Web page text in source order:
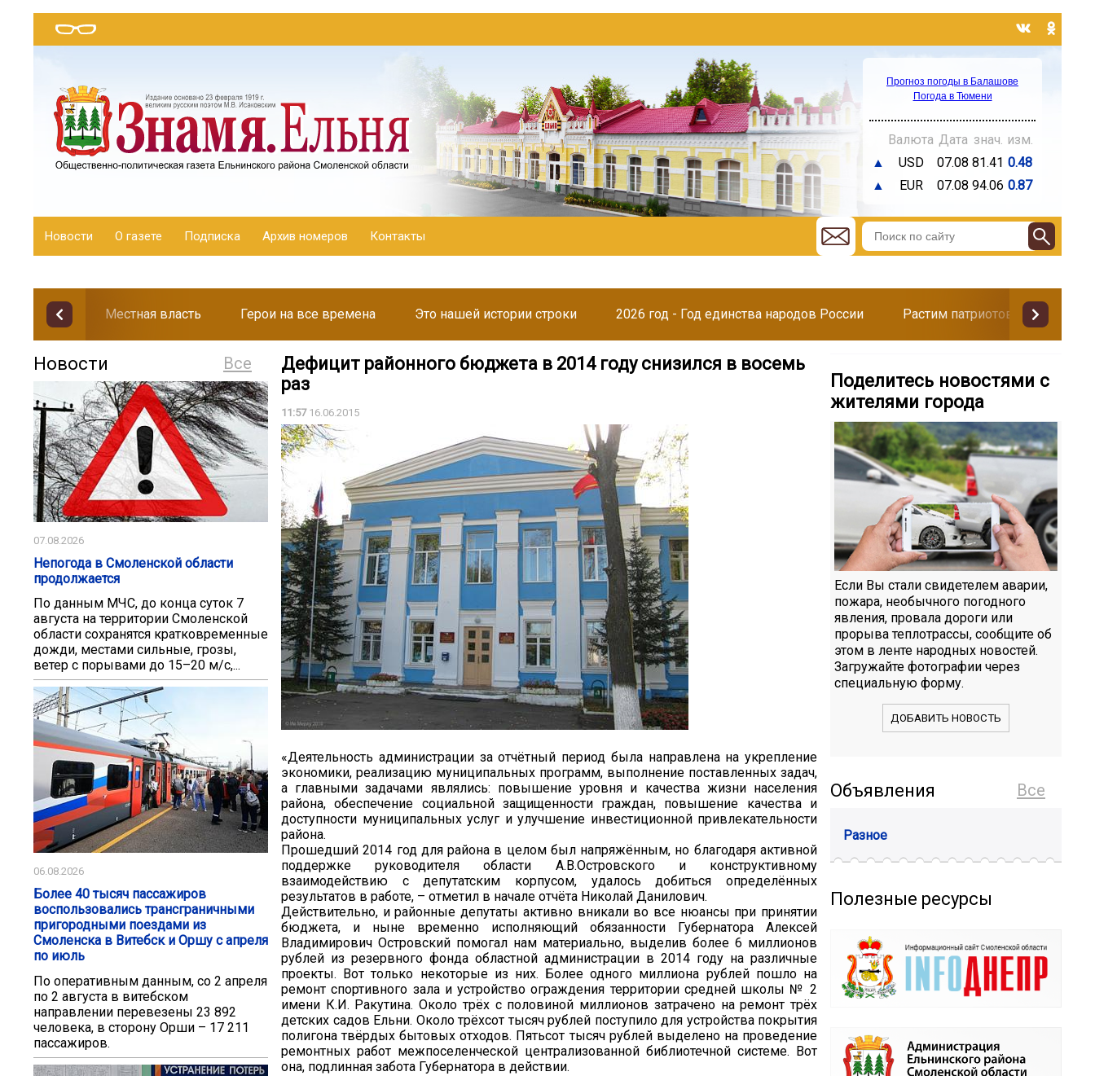
Прогноз погоды в Балашове
Погода в Тюмени
Валюта Дата знач. изм.
▲
USD 07.08 81.41 0.48
▲
EUR 07.08 94.06 0.87
Новости О газете Подписка Архив номеров Контакты
Местная власть Герои на все времена Это нашей истории строки 2026 год - Год единства народов России Растим патриотов
Все
Новости
07.08.2026
Непогода в Смоленской области
продолжается
По данным МЧС, до конца суток 7
августа на территории Смоленской
области сохранятся кратковременные
дожди, местами сильные, грозы,
ветер с порывами до 15–20 м/с,...
06.08.2026
Более 40 тысяч пассажиров
воспользовались трансграничными
пригородными поездами из
Смоленска в Витебск и Оршу с апреля
по июль
По оперативным данным, со 2 апреля
по 2 августа в витебском
направлении перевезены 23 892
человека, в сторону Орши – 17 211
пассажиров.
Дефицит районного бюджета в 2014 году снизился в восемь
раз
11:5716.06.2015
«Деятельность администрации за отчётный период была направлена на укрепление
экономики, реализацию муниципальных программ, выполнение поставленных задач,
а главными задачами являлись: повышение уровня и качества жизни населения
района, обеспечение социальной защищенности граждан, повышение качества и
доступности муниципальных услуг и улучшение инвестиционной привлекательности
района.
Прошедший 2014 год для района в целом был напряжённым, но благодаря активной
поддержке руководителя области А.В.Островского и конструктивному
взаимодействию с депутатским корпусом, удалось добиться определённых
результатов в работе, – отметил в начале отчёта Николай Данилович.
Действительно, и районные депутаты активно вникали во все нюансы при принятии
бюджета, и ныне временно исполняющий обязанности Губернатора Алексей
Владимирович Островский помогал нам материально, выделив более 6 миллионов
рублей из резервного фонда областной администрации в 2014 году на различные
проекты. Вот только некоторые из них. Более одного миллиона рублей пошло на
ремонт спортивного зала и устройство ограждения территории средней школы № 2
имени К.И. Ракутина. Около трёх с половиной миллионов затрачено на ремонт трёх
детских садов Ельни. Около трёхсот тысяч рублей поступило для устройства покрытия
полигона твёрдых бытовых отходов. Пятьсот тысяч рублей выделено на проведение
ремонтных работ межпоселенческой централизованной библиотечной системе. Вот
она, подлинная забота Губернатора в действии.
Поделитесь новостями с
жителями города
Если Вы стали свидетелем аварии,
пожара, необычного погодного
явления, провала дороги или
прорыва теплотрассы, сообщите об
этом в ленте народных новостей.
Загружайте фотографии через
специальную форму.
ДОБАВИТЬ НОВОСТЬ
Все
Объявления
Разное
Полезные ресурсы